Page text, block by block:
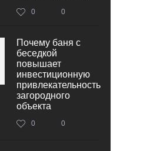
0 0
Почему баня с
беседкой
повышает
инвестиционную
привлекательность
загородного
объекта
0 0